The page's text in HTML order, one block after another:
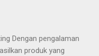
Dengan pengalaman
produk yang